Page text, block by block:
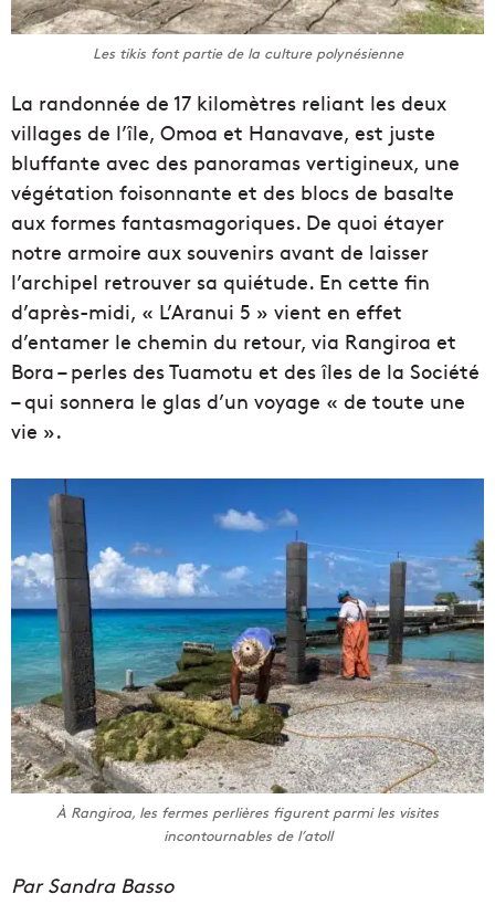
Les tikis font partie de la culture polynésienne
La randonnée de 17 kilomètres reliant les deux
villages de l’île, Omoa et Hanavave, est juste
bluffante avec des panoramas vertigineux, une
végétation foisonnante et des blocs de basalte
aux formes fantasmagoriques. De quoi étayer
notre armoire aux souvenirs avant de laisser
l’archipel retrouver sa quiétude. En cette fin
d’après-midi, « L’Aranui 5 » vient en effet
d’entamer le chemin du retour, via Rangiroa et
Bora – perles des Tuamotu et des îles de la Société
– qui sonnera le glas d’un voyage « de toute une
vie ».
À Rangiroa, les fermes perlières figurent parmi les visites
incontournables de l’atoll
Par Sandra Basso